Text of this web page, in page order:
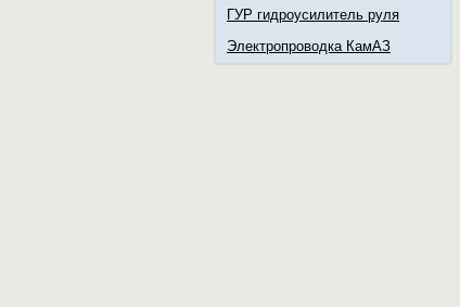
ГУР гидроусилитель руля
Электропроводка КамАЗ